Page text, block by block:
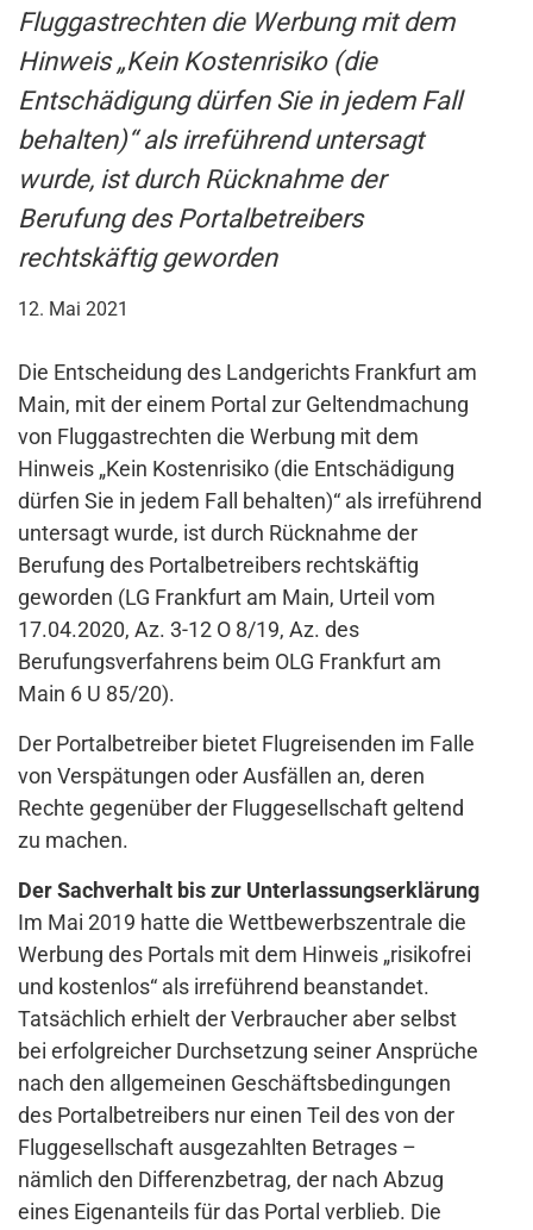
Fluggastrechten die Werbung mit dem
Hinweis „Kein Kostenrisiko (die
Entschädigung dürfen Sie in jedem Fall
behalten)“ als irreführend untersagt
wurde, ist durch Rücknahme der
Berufung des Portalbetreibers
rechtskäftig geworden
12. Mai 2021
Die Entscheidung des Landgerichts Frankfurt am
Main, mit der einem Portal zur Geltendmachung
von Fluggastrechten die Werbung mit dem
Hinweis „Kein Kostenrisiko (die Entschädigung
dürfen Sie in jedem Fall behalten)“ als irreführend
untersagt wurde, ist durch Rücknahme der
Berufung des Portalbetreibers rechtskäftig
geworden (LG Frankfurt am Main, Urteil vom
17.04.2020, Az. 3-12 O 8/19, Az. des
Berufungsverfahrens beim OLG Frankfurt am
Main 6 U 85/20).
Der Portalbetreiber bietet Flugreisenden im Falle
von Verspätungen oder Ausfällen an, deren
Rechte gegenüber der Fluggesellschaft geltend
zu machen.
Der Sachverhalt bis zur Unterlassungserklärung
Im Mai 2019 hatte die Wettbewerbszentrale die
Werbung des Portals mit dem Hinweis „risikofrei
und kostenlos“ als irreführend beanstandet.
Tatsächlich erhielt der Verbraucher aber selbst
bei erfolgreicher Durchsetzung seiner Ansprüche
nach den allgemeinen Geschäftsbedingungen
des Portalbetreibers nur einen Teil des von der
Fluggesellschaft ausgezahlten Betrages –
nämlich den Differenzbetrag, der nach Abzug
eines Eigenanteils für das Portal verblieb. Die